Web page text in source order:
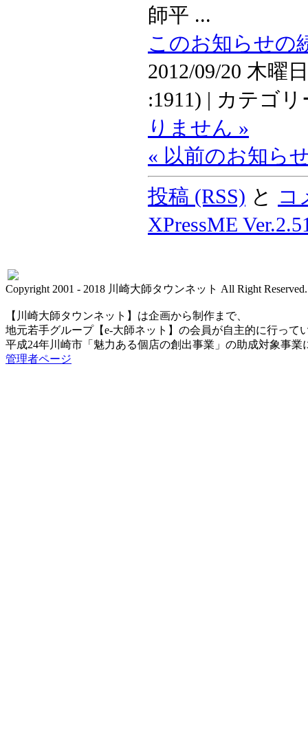
師平 ...
このお知らせの
2012/09/20 木曜
:1911) | カテゴ
りません »
« 以前のお知ら
投稿 (RSS) と コ
XPressME
Copyright 2001 - 2018 川崎大師タウンネット All Right Reserved.
【川崎大師タウンネット】は企画から制作まで、
地元若手グループ【e-大師ネット】の会員が自主的に行って
平成24年川崎市「魅力ある個店の創出事業」の助成対象事業
管理者ページ